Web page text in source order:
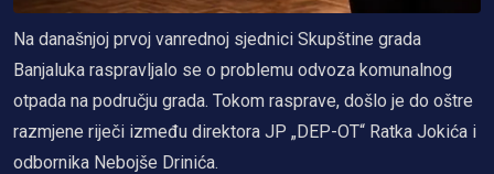
Na današnjoj prvoj vanrednoj sjednici Skupštine grada
Banjaluka raspravljalo se o problemu odvoza komunalnog
otpada na području grada. Tokom rasprave, došlo je do oštre
razmjene riječi između direktora JP „DEP-OT“ Ratka Jokića i
odbornika Nebojše Drinića.